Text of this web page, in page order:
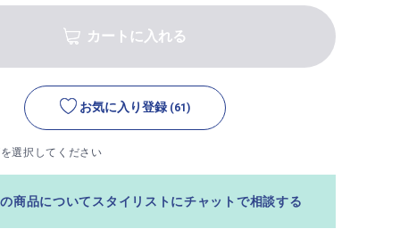
カートに入れる
お気に入り登録 (61)
選択してください
商品についてスタイリストにチャットで相談する